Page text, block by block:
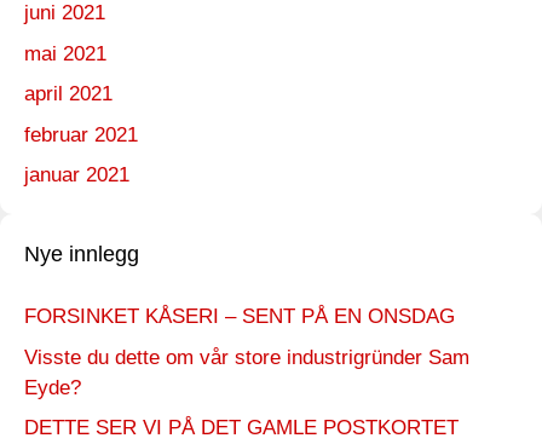
juni 2021
mai 2021
april 2021
februar 2021
januar 2021
Nye innlegg
FORSINKET KÅSERI – SENT PÅ EN ONSDAG
Visste du dette om vår store industrigründer Sam
Eyde?
DETTE SER VI PÅ DET GAMLE POSTKORTET